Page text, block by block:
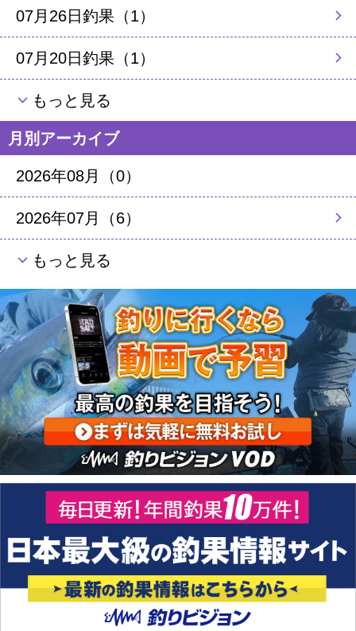
07月26日釣果（1）
07月20日釣果（1）
もっと見る
月別アーカイブ
2026年08月（0）
2026年07月（6）
もっと見る